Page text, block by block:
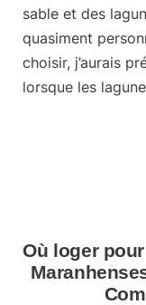
sable et des
quasiment
choisir, j’aurais
lorsque les
Où loger